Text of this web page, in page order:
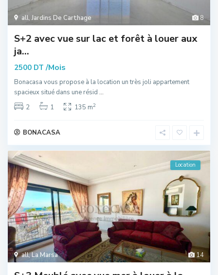
8
all,Jardins De Carthage
S+2 avec vue sur lac et forêt à louer aux
ja...
2500 DT/Mois
Bonacasa vous propose à la location un très joli appartement
spacieux situé dans une résid ...
2
1 135 m2
BONACASA
14
all,La Marsa
Location